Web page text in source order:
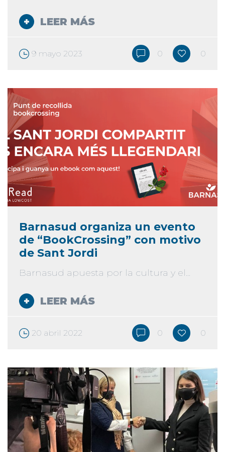
LEER MÁS
9 mayo 2023 0 0
Barnasud organiza un evento
de “BookCrossing” con motivo
de Sant Jordi
Barnasud apuesta por la cultura y el...
LEER MÁS
20 abril 2022 0 0